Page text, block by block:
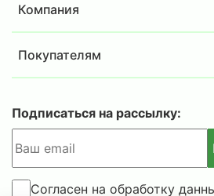
изделия.
Компания
Покупателям
Подписаться на рассылку:
Согласен на обработку